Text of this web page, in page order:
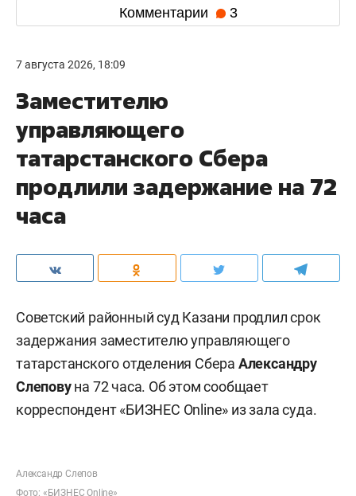
Комментарии 3
7 августа 2026, 18:09
Заместителю
управляющего
татарстанского Сбера
продлили задержание на 72
часа
Советский районный суд Казани продлил срок
задержания заместителю управляющего
татарстанского отделения Сбера Александру
Слеповуна 72 часа. Об этом сообщает
корреспондент «БИЗНЕС Online» из зала суда.
Александр Слепов
Фото: «БИЗНЕС Online»